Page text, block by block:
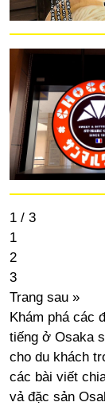
1 / 3
1
2
3
Trang sau »
Khám phá các
tiếng ở Osaka
cho du khách
các bài viết
vả đặc sản